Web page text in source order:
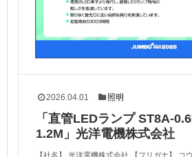
2026.04.01 照明
「直管LEDランプ ST8A-
1.2M」光洋電機株式会社
【社名】 光洋電機株式会社 【フリガナ】 コ